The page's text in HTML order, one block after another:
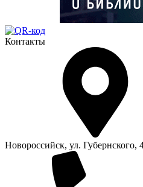
Контакты
Новороссийск, ул. Губернского,